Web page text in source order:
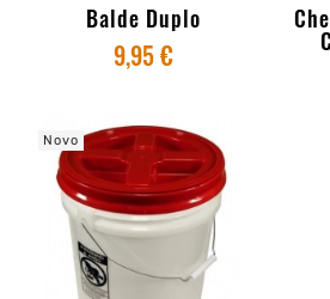
Balde Duplo
9,95 €
Novo